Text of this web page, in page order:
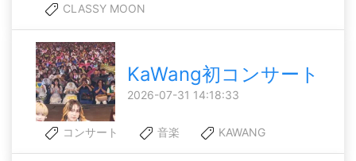
CLASSY MOON
KaWang初コンサート
2026-07-31 14:18:33
コンサート 音楽 KAWANG